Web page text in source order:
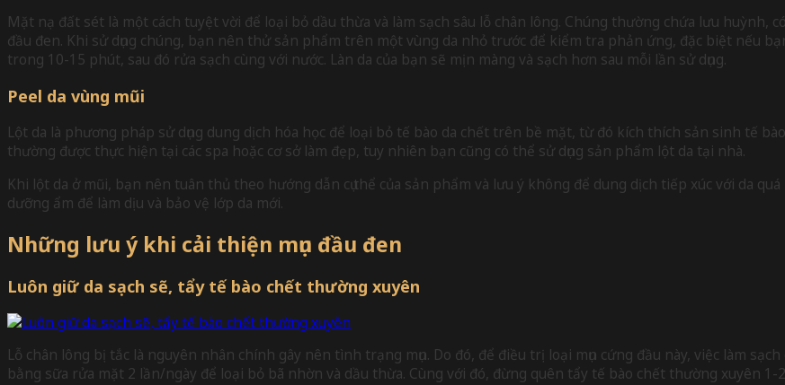
Mặt nạ đất sét là một cách tuyệt vời để loại bỏ dầu thừa và làm sạch sâu lỗ chân lông. Chúng thường chứa lưu huỳnh,
đầu đen. Khi sử dụng chúng, bạn nên thử sản phẩm trên một vùng da nhỏ trước để kiểm tra phản ứng, đặc biệt nếu
trong 10-15 phút, sau đó rửa sạch cùng với nước. Làn da của bạn sẽ mịn màng và sạch hơn sau mỗi lần sử dụng.
Peel da vùng mũi
Lột da là phương pháp sử dụng dung dịch hóa học để loại bỏ tế bào da chết trên bề mặt, từ đó kích thích sản sinh tế
thường được thực hiện tại các spa hoặc cơ sở làm đẹp, tuy nhiên bạn cũng có thể sử dụng sản phẩm lột da tại nhà.
Khi lột da ở mũi, bạn nên tuân thủ theo hướng dẫn cụ thể của sản phẩm và lưu ý không để dung dịch tiếp xúc với da
dưỡng ẩm để làm dịu và bảo vệ lớp da mới.
Những lưu ý khi cải thiện mụn đầu đen
Luôn giữ da sạch sẽ, tẩy tế bào chết thường xuyên
Lỗ chân lông bị tắc là nguyên nhân chính gây nên tình trạng mụn. Do đó, để điều trị loại mụn cứng đầu này, việc làm
bằng sữa rửa mặt 2 lần/ngày để loại bỏ bã nhờn và dầu thừa. Cùng với đó, đừng quên tẩy tế bào chết thường xuyên